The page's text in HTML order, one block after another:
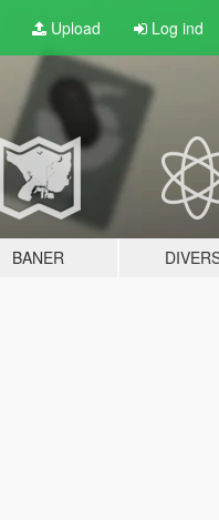
Upload Log ind
BANER